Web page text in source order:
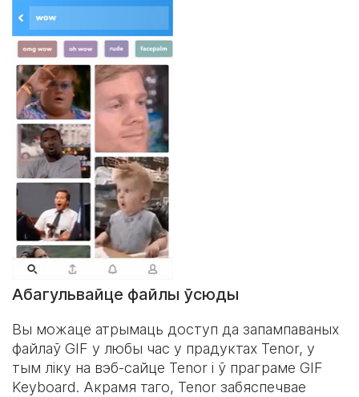
Абагульвайце файлы ўсюды
Вы можаце атрымаць доступ да запампаваных
файлаў GIF у любы час у прадуктах Tenor, у
тым ліку на вэб-сайце Tenor і ў праграме GIF
Keyboard. Акрамя таго, Tenor забяспечвае